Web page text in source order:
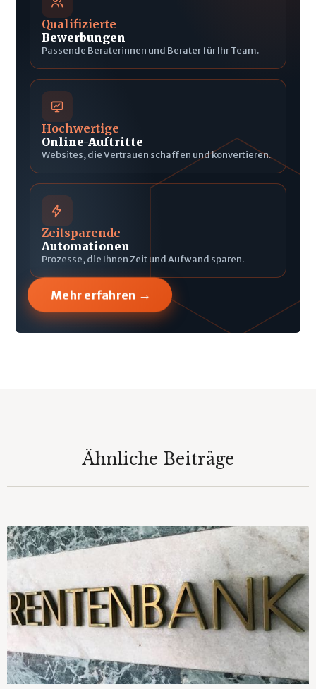
Qualifizierte
Bewerbungen
Passende Beraterinnen und Berater für Ihr Team.
Hochwertige
Online-Auftritte
Websites, die Vertrauen schaffen und konvertieren.
Zeitsparende
Automationen
Prozesse, die Ihnen Zeit und Aufwand sparen.
Mehr erfahren →
Ähnliche Beiträge